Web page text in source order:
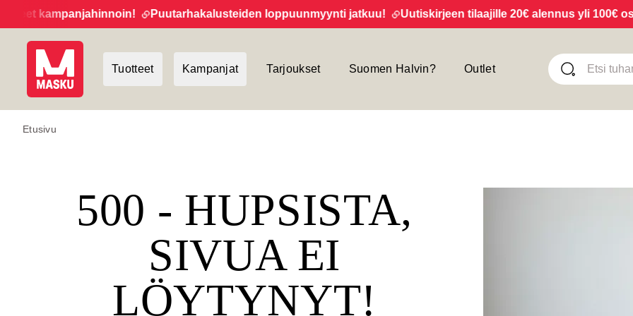
kampanjahinnoin! Puutarhakalusteiden loppuunmyynti jatkuu! Uutiskirjeen tilaajille 20€ alennus yli 100€
Tuotteet Kampanjat Tarjoukset Suomen Halvin? Outlet
Etusivu
500 - HUPSISTA,
SIVUA EI
LÖYTYNYT!